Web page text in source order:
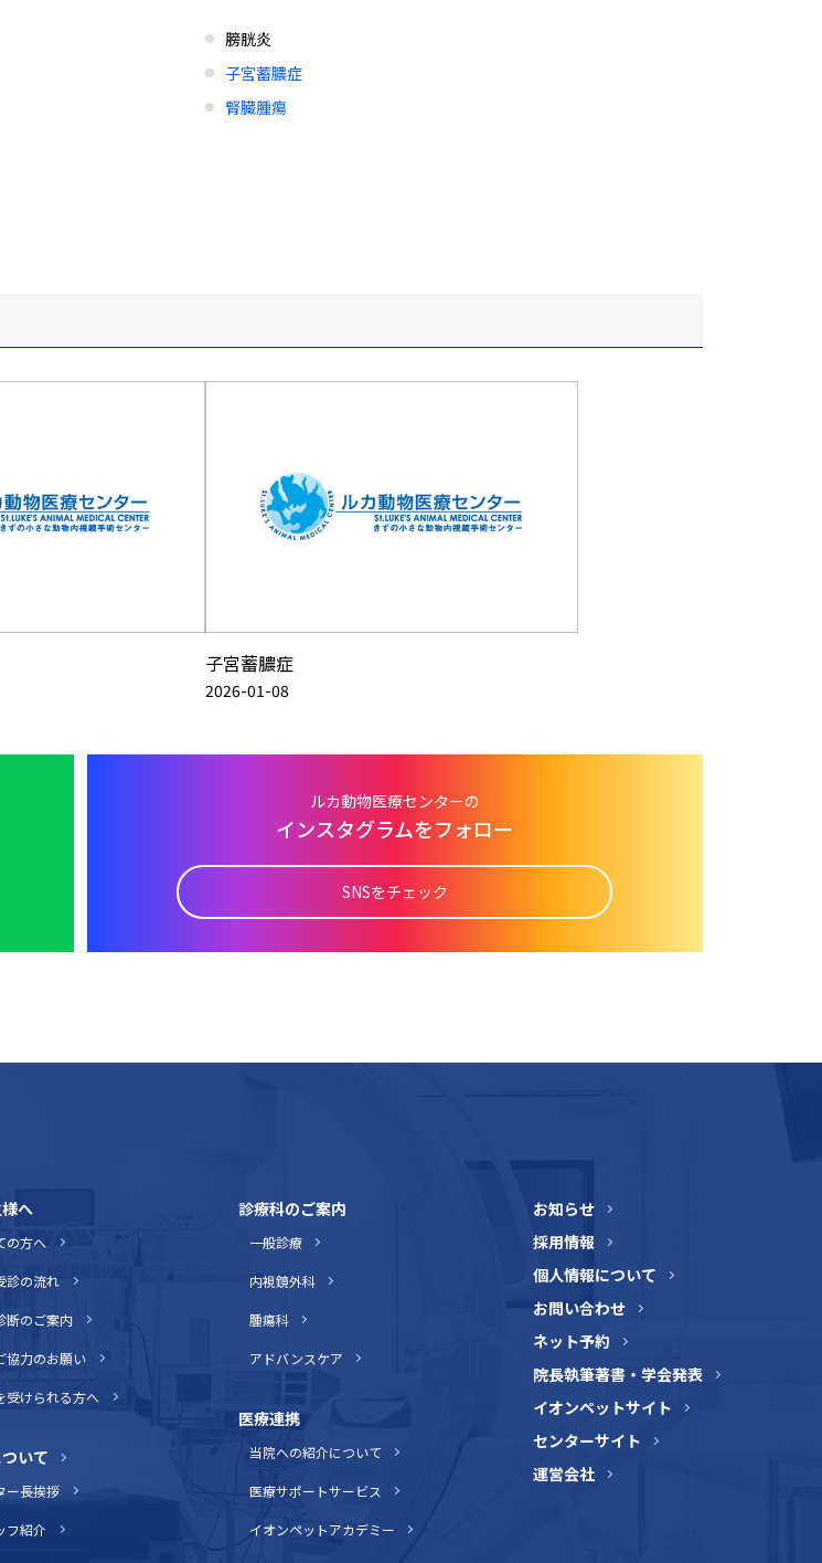
膀胱炎
子宮蓄膿症
腎臓腫瘍
子宮蓄膿症
2026-01-08
ルカ動物医療センターの
インスタグラムをフォロー
SNSをチェック
へ
の方へ
診の流れ
断のご案内
協力のお願い
受けられる方へ
いて
ー長挨拶
フ紹介
診療科のご案内
一般診療
内視鏡外科
腫瘍科
アドバンスケア
医療連携
当院への紹介について
医療サポートサービス
イオンペットアカデミー
お知らせ
採用情報
個人情報について
お問い合わせ
ネット予約
院長執筆著書・学会発表
イオンペットサイト
センターサイト
運営会社